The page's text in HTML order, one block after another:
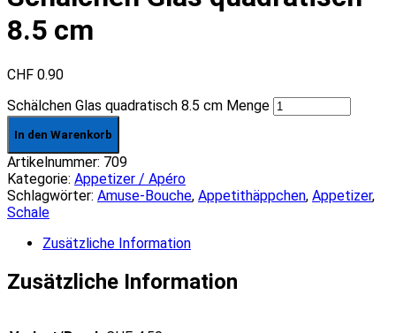
8.5 cm
CHF 0.90
Schälchen Glas quadratisch 8.5 cm Menge
In den Warenkorb
Artikelnummer: 709
Kategorie: Appetizer / Apéro
Schlagwörter: Amuse-Bouche, Appetithäppchen, Appetizer,
Schale
Zusätzliche Information
Zusätzliche Information